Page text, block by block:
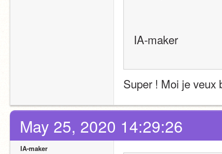
IA-maker
Super ! Moi je veux
May 25, 2020 14:29:26
IA-maker